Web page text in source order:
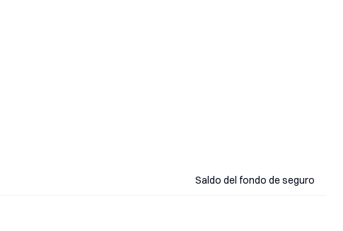
Saldo del fondo de seguro